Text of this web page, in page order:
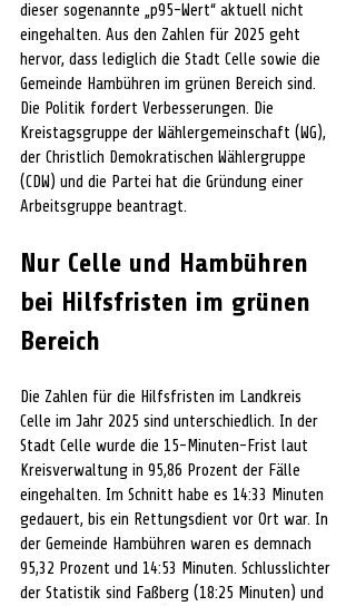
dieser sogenannte „p95-Wert“ aktuell nicht
eingehalten. Aus den Zahlen für 2025 geht
hervor, dass lediglich die Stadt Celle sowie die
Gemeinde Hambühren im grünen Bereich sind.
Die Politik fordert Verbesserungen. Die
Kreistagsgruppe der Wählergemeinschaft (WG),
der Christlich Demokratischen Wählergruppe
(CDW) und die Partei hat die Gründung einer
Arbeitsgruppe beantragt.
Nur Celle und Hambühren
bei Hilfsfristen im grünen
Bereich
Die Zahlen für die Hilfsfristen im Landkreis
Celle im Jahr 2025 sind unterschiedlich. In der
Stadt Celle wurde die 15-Minuten-Frist laut
Kreisverwaltung in 95,86 Prozent der Fälle
eingehalten. Im Schnitt habe es 14:33 Minuten
gedauert, bis ein Rettungsdient vor Ort war. In
der Gemeinde Hambühren waren es demnach
95,32 Prozent und 14:53 Minuten. Schlusslichter
der Statistik sind Faßberg (18:25 Minuten) und